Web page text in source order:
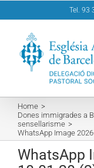
to
Tel. 93
Home
Dones immigrades a
sensellarisme
WhatsApp Image
WhatsApp